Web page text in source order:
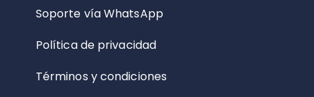
Soporte vía WhatsApp
Política de privacidad
Términos y condiciones